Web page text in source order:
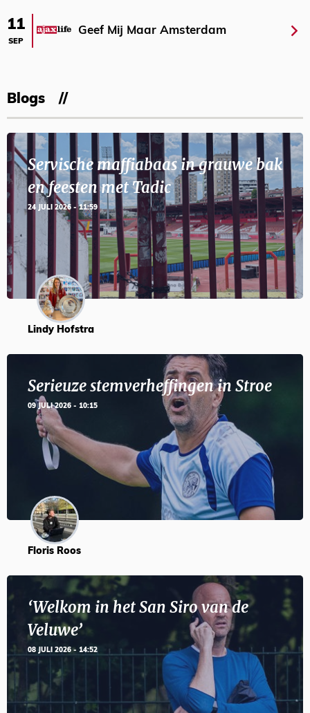
11
SEP
Geef Mij Maar Amsterdam
Blogs
Servische maffiabaas in grauwe bak
en feesten met Tadic
24 JULI 2026 - 11:59
Lindy Hofstra
Serieuze stemverheffingen in Stroe
09 JULI 2026 - 10:15
Floris Roos
‘Welkom in het San Siro van de
Veluwe’
08 JULI 2026 - 14:52